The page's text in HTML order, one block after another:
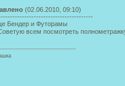
(02.06.2010, 09:10)
Бендер и Футорамы
всем посмотреть